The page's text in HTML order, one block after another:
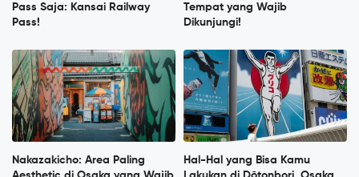
Pass Saja: Kansai Railway
Pass!
Tempat yang Wajib
Dikunjungi!
Nakazakicho: Area Paling
Hal-Hal yang Bisa Kamu